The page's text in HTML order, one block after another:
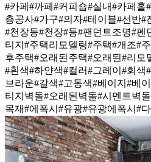
#카페 #까페 #커피숍#실내#카페홀
층공사#가구#의자#테이블#선반#
#천장등#천장#등#팬던트조명#펜
티지 #주택리모델링#주택#개조#
후주택#오래된주택#오래된 #리모
#흰색#하얀색#컬러#그레이 #회색
브라운#갈색#고동색#베이지 #베
티지벽돌#오래된벽돌#시멘트벽돌
목재#에폭시 #유광#유광에폭시 #